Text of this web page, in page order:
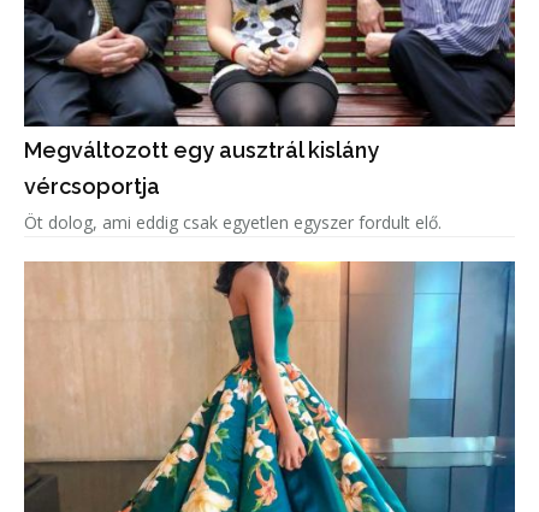
Megváltozott egy ausztrál kislány
vércsoportja
Öt dolog, ami eddig csak egyetlen egyszer fordult elő.